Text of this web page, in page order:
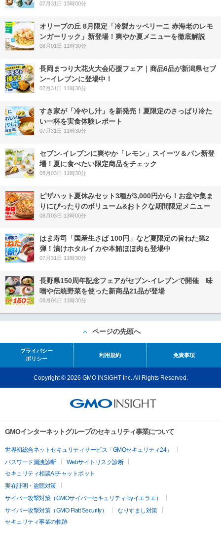
07月31日 13時00分
オリーブの丘 8月限定「冷製カッペリーニ 赤海老のレモ
ンガーリック」新登場！爽やか夏メニューを徹底解説
08月01日 11時30分
長岡まつり大花火大会応援フェア｜商品6品が新潟県セブ
ン−イレブンに登場中！
07月31日 11時30分
すき家が「冷やし汁」を新発売！夏限定のさっぱり冷た
い一杯を実食体験レポート
07月31日 11時30分
セブン‐イレブンに爽やか「レモン」スイーツ＆パン新登
場！夏に食べたい限定商品をチェック
08月03日 11時30分
ピザハット夏休みセット3種が3,000円から！お盆や集ま
りにぴったりのボリューム&おトクな期間限定メニュー
08月03日 13時00分
はま寿司「国産生さば 100円」など夏限定の旨ねた第2
弾！漬けホタルイカや本鮪ほほ肉も登場中
07月31日 11時30分
長野県150周年記念フェアがセブン-イレブンで開催 味
噌や伝統野菜を使った新商品21品が登場
08月04日 11時30分
ページの先頭へ
プライバシー
ポリシー
利用規約 免責事項
Copyright © 2026 GMO INSIGHT Inc. All Rights Reserved.
GMOインターネットグループのセキュリティ事業について
世界初総合ネットセキュリティサービス「GMOセキュリティ24」
パスワード漏洩診断
Webサイトリスク診断
セキュリティ相談AIチャットボット
実在証明・盗聴対策
サイバー攻撃対策（GMOサイバーセキュリティ byイエラエ）
サイバー攻撃対策（GMO Flatt Security）
なりすまし対策
セキュリティ事業の軌跡